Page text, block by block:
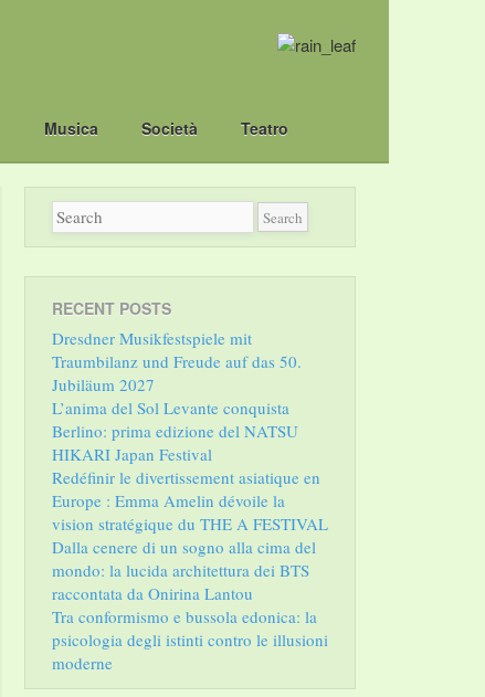
Musica Società Teatro
RECENT POSTS
Dresdner Musikfestspiele mit
Traumbilanz und Freude auf das 50.
Jubiläum 2027
L’anima del Sol Levante conquista
Berlino: prima edizione del NATSU
HIKARI Japan Festival
Redéfinir le divertissement asiatique en
Europe : Emma Amelin dévoile la
vision stratégique du THE A FESTIVAL
Dalla cenere di un sogno alla cima del
mondo: la lucida architettura dei BTS
raccontata da Onirina Lantou
Tra conformismo e bussola edonica: la
psicologia degli istinti contro le illusioni
moderne